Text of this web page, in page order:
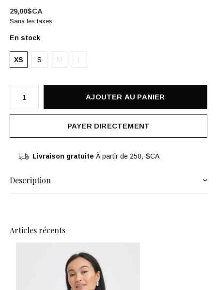
29,00$CA
Sans les taxes
En stock
XS S M L
AJOUTER AU PANIER
PAYER DIRECTEMENT
Livraison gratuite À partir de 250,-$CA
Description
Articles récents